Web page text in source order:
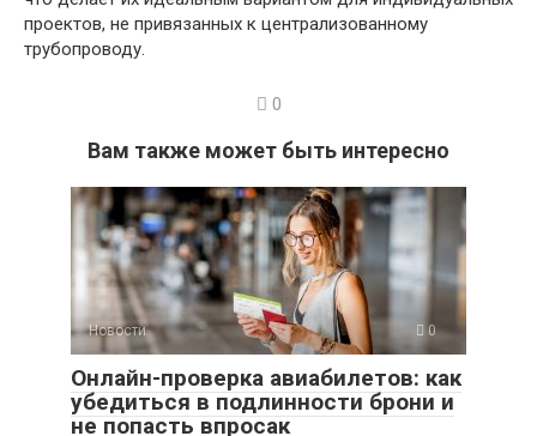
проектов, не привязанных к централизованному
трубопроводу.
0
Вам также может быть интересно
Новости 0
Онлайн-проверка авиабилетов: как
убедиться в подлинности брони и
не попасть впросак